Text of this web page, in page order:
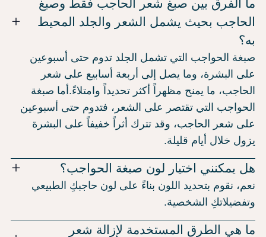
ما الفرق بين صبغ شعر الحاجب فقط وصبغ
الحاجب بحيث يشمل الشعر والجلد المحيط
به؟
صبغة الحواجب التي تشمل الجلد تدوم حتى أسبوعين
على البشرة، وما يصل إلى أربعة أسابيع على شعر
الحاجب، ما يمنح مظهراً أكثر تحديداً وامتلاءً.أما صبغة
الحواجب التي تقتصر على الشعر، فتدوم حتى أسبوعين
على شعر الحاجب، وقد تترك أثراً خفيفاً على البشرة
يزول خلال أيام قليلة.
هل يمكنني اختيار لون صبغة الحواجب؟
نعم، نقوم بتحديد اللون بناءً على لون حاجبكِ الطبيعي
وتفضيلاتكِ الشخصية.
ما هي الطرق المستخدمة لإزالة شعر